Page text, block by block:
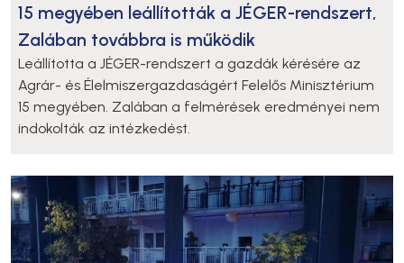
15 megyében leállították a JÉGER-rendszert,
Zalában továbbra is működik
Leállította a JÉGER-rendszert a gazdák kérésére az
Agrár- és Élelmiszergazdaságért Felelős Minisztérium
15 megyében. Zalában a felmérések eredményei nem
indokolták az intézkedést.